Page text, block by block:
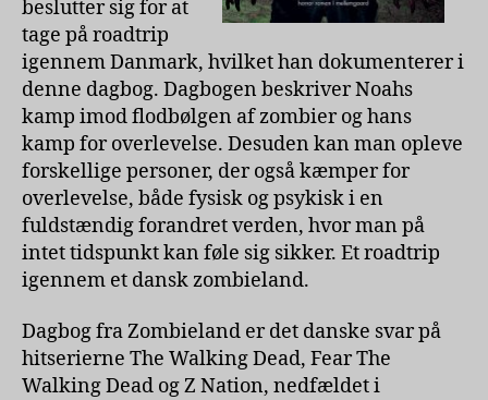
beslutter sig for at
tage på roadtrip
igennem Danmark, hvilket han dokumenterer i
denne dagbog. Dagbogen beskriver Noahs
kamp imod flodbølgen af zombier og hans
kamp for overlevelse. Desuden kan man opleve
forskellige personer, der også kæmper for
overlevelse, både fysisk og psykisk i en
fuldstændig forandret verden, hvor man på
intet tidspunkt kan føle sig sikker. Et roadtrip
igennem et dansk zombieland.
Dagbog fra Zombieland er det danske svar på
hitserierne The Walking Dead, Fear The
Walking Dead og Z Nation, nedfældet i